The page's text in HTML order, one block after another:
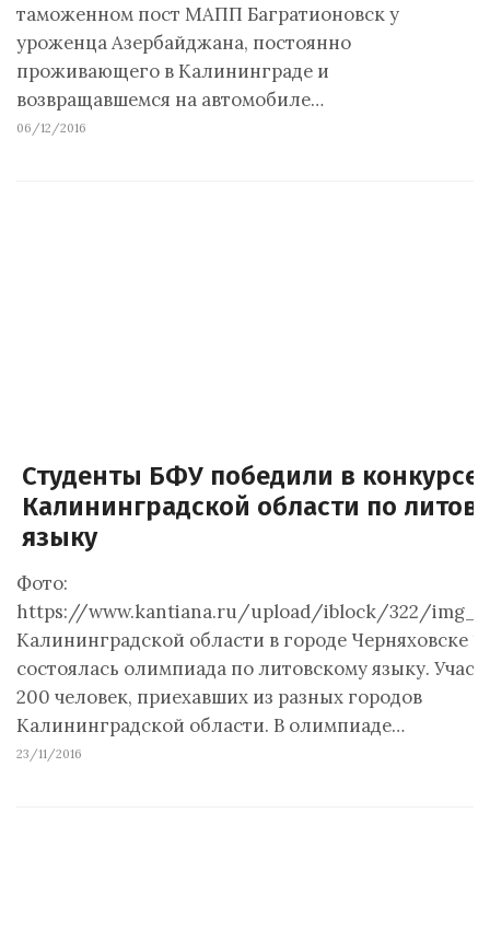
таможенном пост МАПП Багратионовск у
уроженца Азербайджана, постоянно
проживающего в Калининграде и
возвращавшемся на автомобиле…
06/12/2016
Студенты БФУ победили в конкурсе
Калининградской области по
языку
Фото:
https://www.kantiana.ru/upload/iblock/322/
Калининградской области в городе Черняховске
состоялась олимпиада по литовскому языку.
200 человек, приехавших из разных городов
Калининградской области. В олимпиаде…
23/11/2016